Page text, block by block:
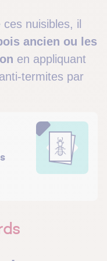
nuisibles, il
ancien ou les
en appliquant
termites par